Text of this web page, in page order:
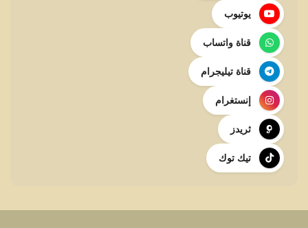
يوتيوب
قناة واتساب
قناة تيليجرام
إنستغرام
ثريدز
تيك توك